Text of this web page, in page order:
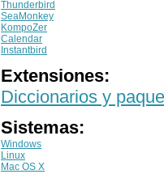
Thunderbird
SeaMonkey
KompoZer
Calendar
Instantbird
Extensiones:
Diccionarios y
Sistemas:
Windows
Linux
Mac OS X